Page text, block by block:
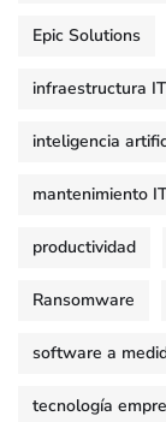
Epic Solutions
infraestructura IT
inteligencia
mantenimiento
productividad
Ransomware
software a
tecnología